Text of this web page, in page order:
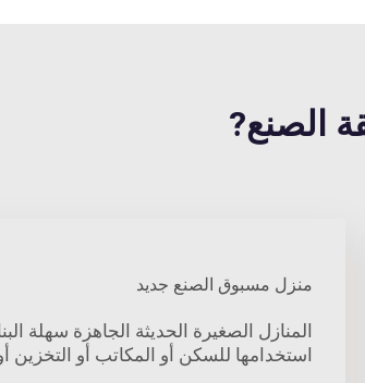
منزل مسبوق الصنع جديد
المنازل الصغيرة الحديثة الجاهزة سهلة
استخدامها للسكن أو المكاتب أو